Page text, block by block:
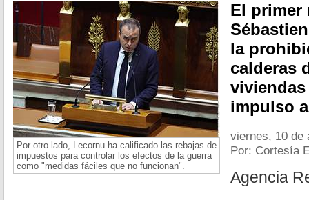
Por otro lado, Lecornu ha calificado las rebajas de
impuestos para controlar los efectos de la guerra
como "medidas fáciles que no funcionan".
El primer
la
calderas
viviendas
impulso
viernes, 10 de
Por: Cortesía
Agencia